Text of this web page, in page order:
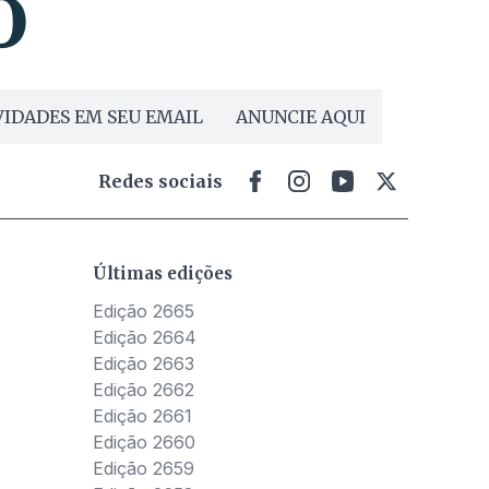
EM SEU EMAIL ANUNCIE AQUI
Redes sociais
Últimas edições
Edição 2665
Edição 2664
Edição 2663
Edição 2662
Edição 2661
Edição 2660
Edição 2659